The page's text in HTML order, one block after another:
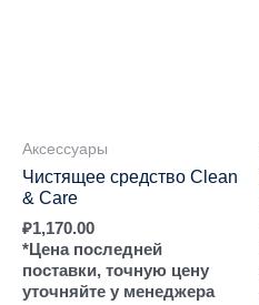
Аксессуары
Чистящее средство Clean
& Care
₽1,170.00
*Цена последней
поставки, точную цену
уточняйте у менеджера